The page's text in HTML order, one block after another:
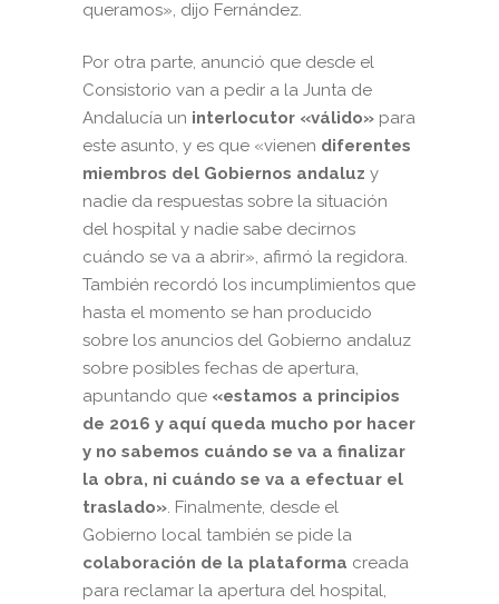
queramos», dijo Fernández.
Por otra parte, anunció que desde el
Consistorio van a pedir a la Junta de
Andalucía un interlocutor «válido» para
este asunto, y es que «vienen diferentes
miembros del Gobiernos andaluz y
nadie da respuestas sobre la situación
del hospital y nadie sabe decirnos
cuándo se va a abrir», afirmó la regidora.
También recordó los incumplimientos que
hasta el momento se han producido
sobre los anuncios del Gobierno andaluz
sobre posibles fechas de apertura,
apuntando que «estamos a principios
de 2016 y aquí queda mucho por hacer
y no sabemos cuándo se va a finalizar
la obra, ni cuándo se va a efectuar el
traslado». Finalmente, desde el
Gobierno local también se pide la
colaboración de la plataforma creada
para reclamar la apertura del hospital,